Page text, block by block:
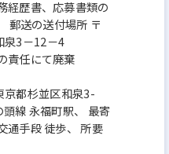
経歴書、応募書類の
郵送の送付場所 〒
泉3－12－4
責任にて廃棄
都杉並区和泉3-
線 永福町駅、 最寄
通手段 徒歩、 所要